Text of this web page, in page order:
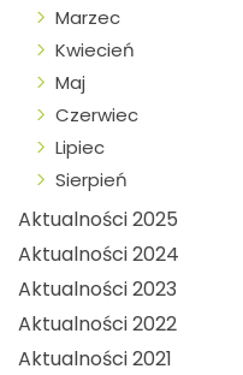
Marzec
Kwiecień
Maj
Czerwiec
Lipiec
Sierpień
Aktualności 2025
Aktualności 2024
Aktualności 2023
Aktualności 2022
Aktualności 2021